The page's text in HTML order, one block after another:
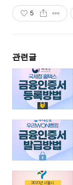
5
관련글